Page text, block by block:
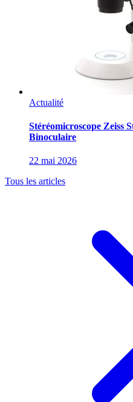
Actualité
Stéréomicroscope Zeiss
Binoculaire
22 mai 2026
Tous les articles